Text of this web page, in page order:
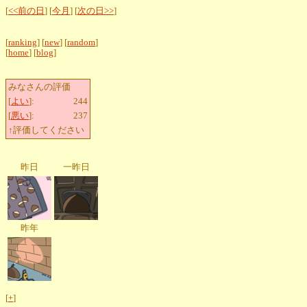
[<<前の日 ] [今月 ] [次の日>>]
[ranking] [new] [random]
[home] [blog]
みなさんの評価
[よい]:
244
[悪い]:
237
↑評価してください
昨日 一昨日
昨年
[+]